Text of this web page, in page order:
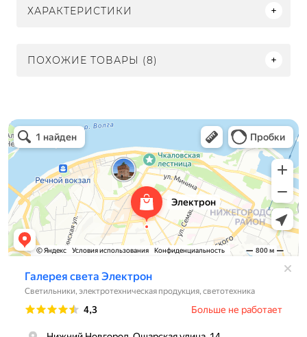
ХАРАКТЕРИСТИКИ
ПОХОЖИЕ ТОВАРЫ (8)
Электрон
Светильники в Нижнем Новгороде
Электротехническая продукция в Нижнем Новгороде